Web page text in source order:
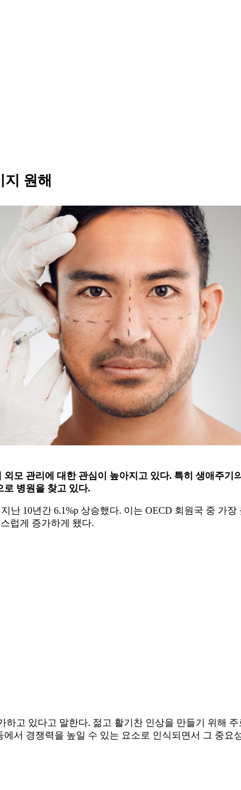
원해
모 관리에 대한 관심이 높아지고 있다. 특히 생애주
로 병원을 찾고 있다.
난 10년간 6.1%p 상승했다. 이는 OECD 회원국 중 가
럽게 증가하게 됐다.
고 있다고 말한다. 젊고 활기찬 인상을 만들기 위해
서 경쟁력을 높일 수 있는 요소로 인식되면서 그 중요